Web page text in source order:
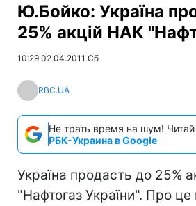
Ю.Бойко: Україна
25% акцій НАК
10:29 02.04.2011 Сб
RBC.UA
Не трать время на шум! Читай
РБК-Украина в Google
Україна продасть до 25%
"Нафтогаз України". Про це